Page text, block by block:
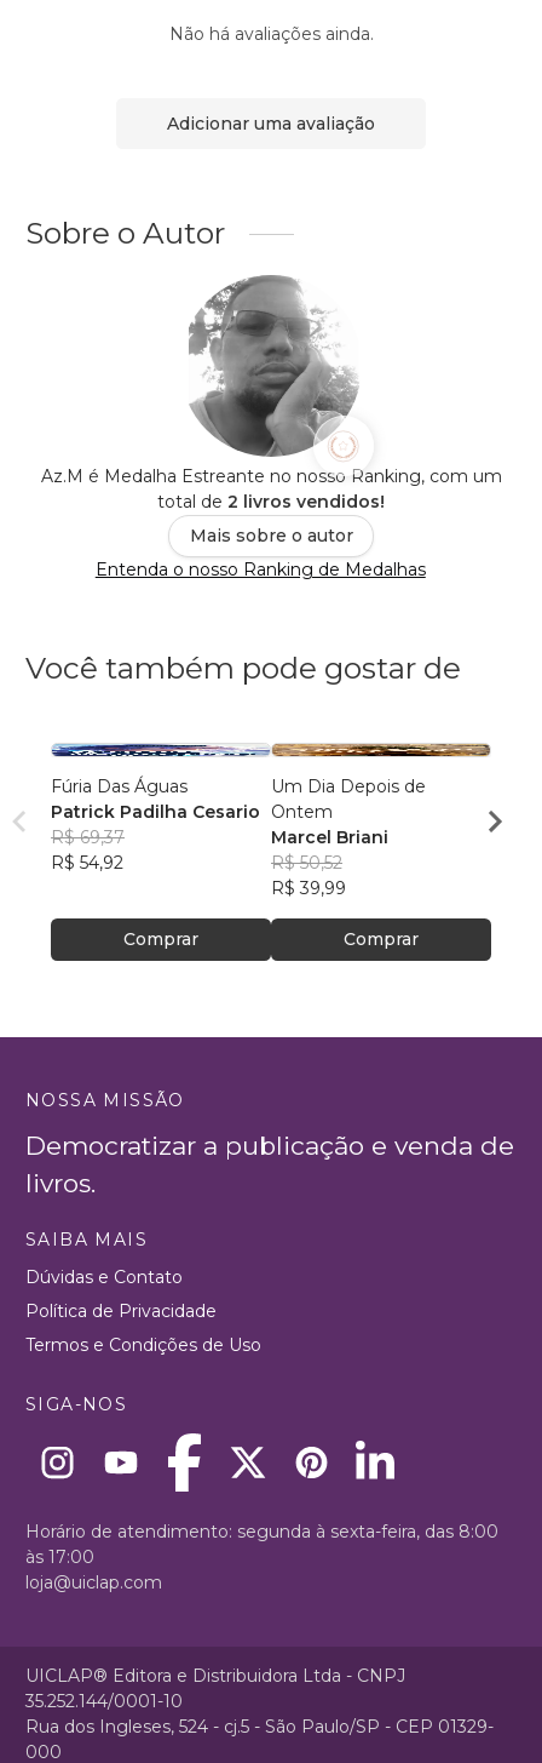
Não há avaliações ainda.
Adicionar uma avaliação
Sobre o Autor
Az.M é Medalha Estreante no nosso Ranking, com um
total de 2 livros vendidos!
Mais sobre o autor
Entenda o nosso Ranking de Medalhas
Você também pode gostar de
Fúria Das Águas
Patrick Padilha Cesario
R$ 69,37
R$ 54,92
Comprar
Um Dia Depois de
Ontem
Marcel Briani
R$ 50,52
R$ 39,99
Comprar
José
R$
NOSSA MISSÃO
Democratizar a publicação e venda de
livros.
SAIBA MAIS
Dúvidas e Contato
Política de Privacidade
Termos e Condições de Uso
SIGA-NOS
Horário de atendimento: segunda à sexta-feira, das 8:00
às 17:00
loja@uiclap.com
UICLAP® Editora e Distribuidora Ltda - CNPJ
35.252.144/0001-10
Rua dos Ingleses, 524 - cj.5 - São Paulo/SP - CEP 01329-
000